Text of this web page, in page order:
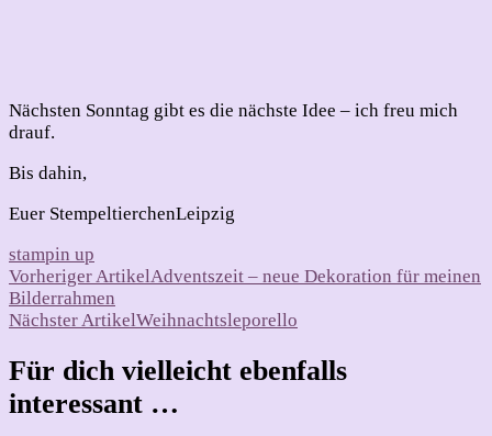
Nächsten Sonntag gibt es die nächste Idee – ich freu mich
drauf.
Bis dahin,
Euer StempeltierchenLeipzig
stampin up
Beitragsnavigation
Vorheriger ArtikelAdventszeit – neue Dekoration für meinen
Bilderrahmen
Nächster ArtikelWeihnachtsleporello
Für dich vielleicht ebenfalls
interessant …